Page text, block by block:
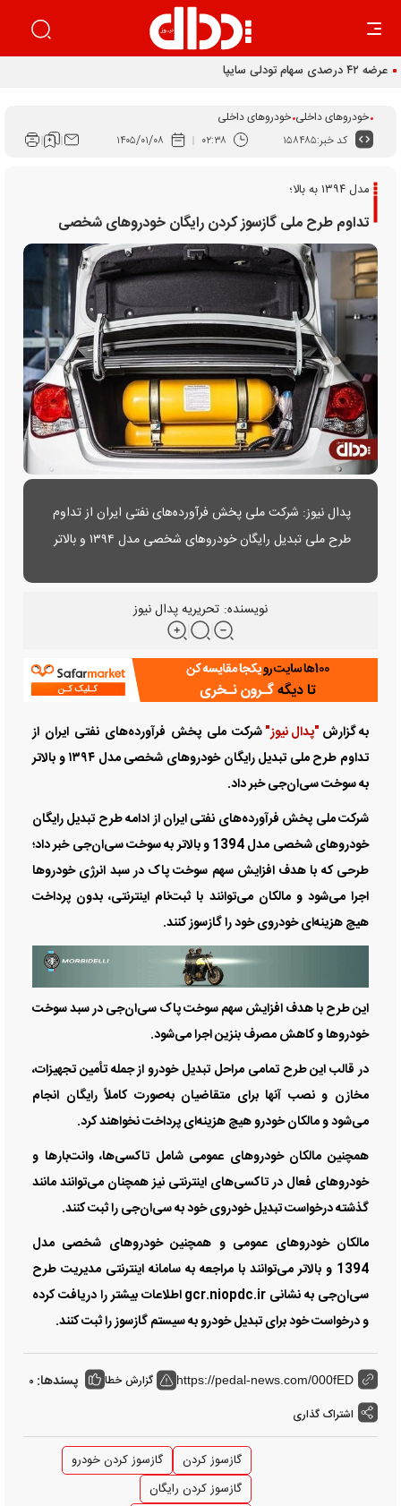
خودروهای داخلی خودروهای داخلی
کد خبر:۱۵۸۴۸۵ ۰۲:۳۸ ۱۴۰۵/۰۱/۰۸
مدل ۱۳۹۴ به بالا؛
تداوم طرح ملی گازسوز کردن رایگان خودرو‌های شخصی
پدال نیوز: شرکت ملی پخش فرآورده‌های نفتی ایران از تداوم
طرح ملی تبدیل رایگان خودرو‌های شخصی مدل ۱۳۹۴ و بالاتر
نویسنده: تحریریه پدال نیوز
به گزارش"پدال نیوز"شرکت ملی پخش فرآورده‌های نفتی ایران از
تداوم طرح ملی تبدیل رایگان خودرو‌های شخصی مدل ۱۳۹۴ و بالاتر
به سوخت سی‌ان‌جی خبر داد.
شرکت ملی پخش فرآورده‌های نفتی ایران از ادامه طرح تبدیل رایگان
خودرو‌های شخصی مدل 1394 و بالاتر به سوخت سی‌ان‌جی خبر داد؛
طرحی که با هدف افزایش سهم سوخت پاک در سبد انرژی خودرو‌ها
اجرا می‌شود و مالکان می‌توانند با ثبت‌نام اینترنتی، بدون پرداخت
هیچ هزینه‌ای خودروی خود را گازسوز کنند.
این طرح با هدف افزایش سهم سوخت پاک سی‌ان‌جی در سبد سوخت
خودرو‌ها و کاهش مصرف بنزین اجرا می‌شود.
در قالب این طرح تمامی مراحل تبدیل خودرو از جمله تأمین تجهیزات،
مخازن و نصب آنها برای متقاضیان به‌صورت کاملاً رایگان انجام
می‌شود و مالکان خودرو هیچ هزینه‌ای پرداخت نخواهند کرد.
همچنین مالکان خودرو‌های عمومی شامل تاکسی‌ها، وانت‌بار‌ها و
خودرو‌های فعال در تاکسی‌های اینترنتی نیز همچنان می‌توانند مانند
گذشته درخواست تبدیل خودروی خود به سی‌ان‌جی را ثبت کنند.
مالکان خودرو‌های عمومی و همچنین خودرو‌های شخصی مدل
1394 و بالاتر می‌توانند با مراجعه به سامانه اینترنتی مدیریت طرح
سی‌ان‌جی به نشانی gcr.niopdc.ir اطلاعات بیشتر را دریافت کرده
و درخواست خود برای تبدیل خودرو به سیستم گازسوز را ثبت کنند.
https://pedal-news.com/000fED گزارش خطا پسندها: 0
اشتراک گذاری
گازسوز کردن
گازسوز کردن خودرو
گازسوز کردن رایگان